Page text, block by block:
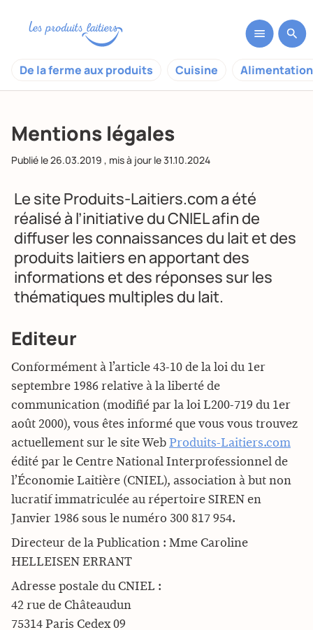
De la ferme aux produits Cuisine
Mentions légales
Publié le26.03.2019 , mis à jour le31.10.2024
Le site Produits-Laitiers.com a été
réalisé à l’initiative du CNIEL afin de
diffuser les connaissances du lait et des
produits laitiers en apportant des
informations et des réponses sur les
thématiques multiples du lait.
Editeur
Conformément à l’article 43-10 de la loi du 1er
septembre 1986 relative à la liberté de
communication (modifié par la loi L200-719 du 1er
août 2000), vous êtes informé que vous vous trouvez
actuellement sur le site Web Produits-Laitiers.com
édité par le Centre National Interprofessionnel de
l’Économie Laitière (CNIEL), association à but non
lucratif immatriculée au répertoire SIREN en
Janvier 1986 sous le numéro 300 817 954.
Directeur de la Publication : Mme Caroline
HELLEISEN ERRANT
Adresse postale du CNIEL :
42 rue de Châteaudun
75314 Paris Cedex 09